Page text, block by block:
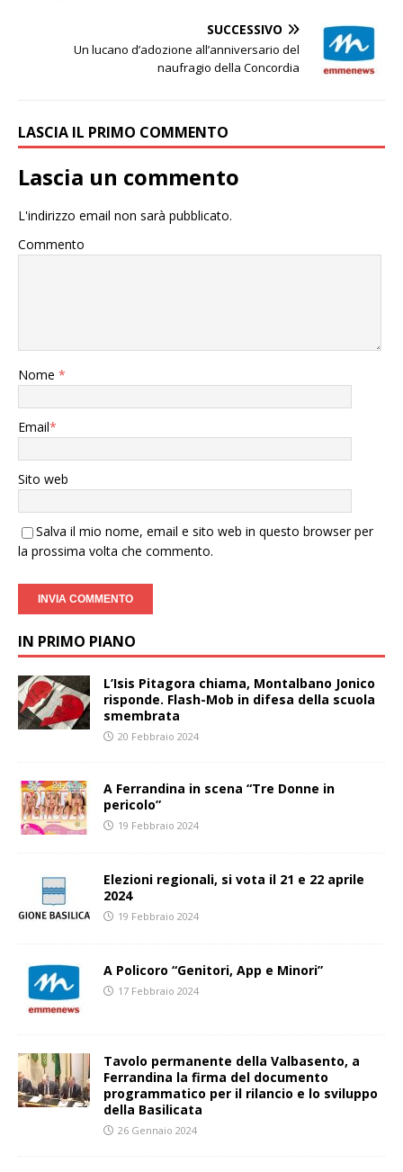
SUCCESSIVO
Un lucano d’adozione all’anniversario del
naufragio della Concordia
LASCIA IL PRIMO COMMENTO
Lascia un commento
L'indirizzo email non sarà pubblicato.
Commento
Nome *
Email*
Sito web
Salva il mio nome, email e sito web in questo browser per
la prossima volta che commento.
IN PRIMO PIANO
L’Isis Pitagora chiama, Montalbano Jonico
risponde. Flash-Mob in difesa della scuola
smembrata
20 Febbraio 2024
A Ferrandina in scena “Tre Donne in
pericolo”
19 Febbraio 2024
Elezioni regionali, si vota il 21 e 22 aprile
2024
19 Febbraio 2024
A Policoro “Genitori, App e Minori”
17 Febbraio 2024
Tavolo permanente della Valbasento, a
Ferrandina la firma del documento
programmatico per il rilancio e lo sviluppo
della Basilicata
26 Gennaio 2024